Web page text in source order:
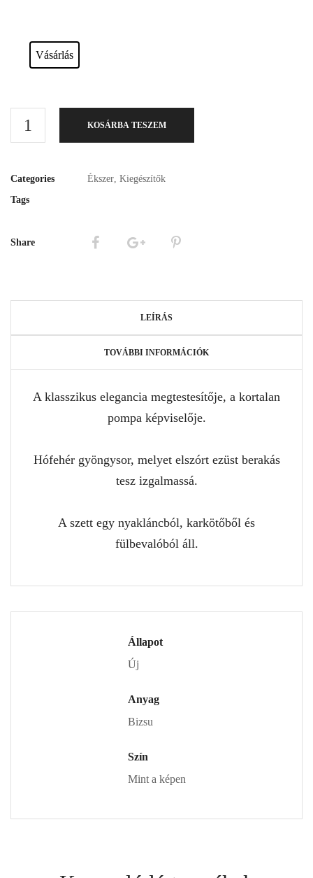
Vásárlás
KOSÁRBA TESZEM
Categories Ékszer, Kiegészítők
Tags
Share
LEÍRÁS
TOVÁBBI INFORMÁCIÓK
A klasszikus elegancia megtestesítője, a kortalan
pompa képviselője.
Hófehér gyöngysor, melyet elszórt ezüst berakás
tesz izgalmassá.
A szett egy nyakláncból, karkötőből és
fülbevalóból áll.
Állapot
Új
Anyag
Bizsu
Szín
Mint a képen